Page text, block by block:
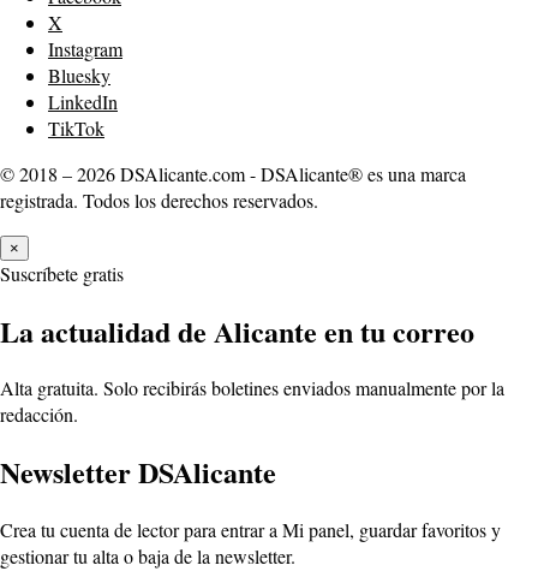
X
Instagram
Bluesky
LinkedIn
TikTok
© 2018 – 2026 DSAlicante.com - DSAlicante® es una marca
registrada. Todos los derechos reservados.
×
Suscríbete gratis
La actualidad de Alicante en tu correo
Alta gratuita. Solo recibirás boletines enviados manualmente por la
redacción.
Newsletter DSAlicante
Crea tu cuenta de lector para entrar a Mi panel, guardar favoritos y
gestionar tu alta o baja de la newsletter.